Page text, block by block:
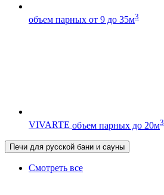
объем парных от 9 до 35м3
VIVARTE объем парных до 20м3
Печи для русской бани и сауны
Смотреть все